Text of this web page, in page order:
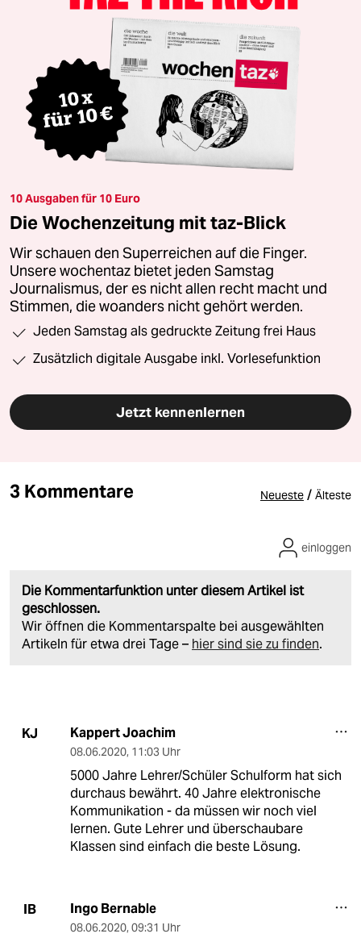
10 Ausgaben für 10 Euro
Die Wochenzeitung mit taz-Blick
Wir schauen den Superreichen auf die Finger.
Unsere wochentaz bietet jeden Samstag
Journalismus, der es nicht allen recht macht und
Stimmen, die woanders nicht gehört werden.
Jeden Samstag als gedruckte Zeitung frei Haus
Zusätzlich digitale Ausgabe inkl. Vorlesefunktion
Jetzt kennenlernen
3 Kommentare Neueste / Älteste
Die Kommentarfunktion unter diesem Artikel ist
geschlossen.
Wir öffnen die Kommentarspalte bei ausgewählten
Artikeln für etwa drei Tage – hier sind sie zu finden.
einloggen
KJ Kappert Joachim
08.06.2020, 11:03 Uhr
5000 Jahre Lehrer/Schüler Schulform hat sich
durchaus bewährt. 40 Jahre elektronische
Kommunikation - da müssen wir noch viel
lernen. Gute Lehrer und überschaubare
Klassen sind einfach die beste Lösung.
IB Ingo Bernable
08.06.2020, 09:31 Uhr